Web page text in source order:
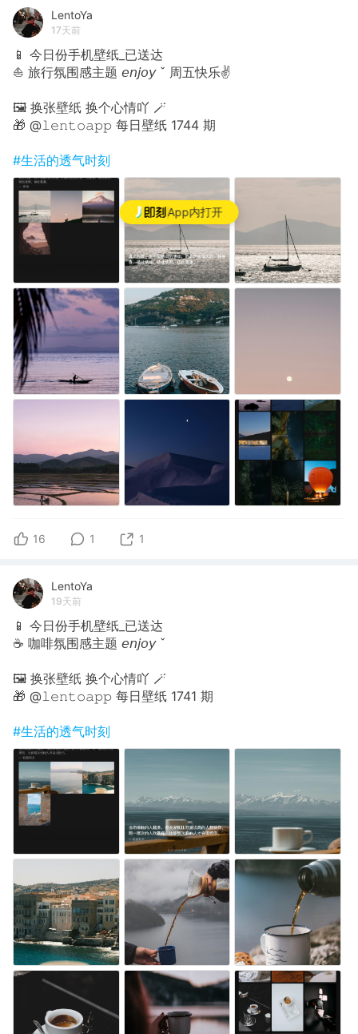
App内打开
LentoYa
17天前
📱 今日份手机壁纸_已送达
⛵️ 旅行氛围感主题 𝘦𝘯𝘫𝘰𝘺 ˇ 周五快乐✌
🖼 换张壁纸 换个心情吖 🪄
🎁 @𝚕𝚎𝚗𝚝𝚘𝚊𝚙𝚙 每日壁纸 1744 期
#生活的透气时刻
16 1 1
LentoYa
19天前
📱 今日份手机壁纸_已送达
☕️ 咖啡氛围感主题 𝘦𝘯𝘫𝘰𝘺 ˇ
🖼 换张壁纸 换个心情吖 🪄
🎁 @𝚕𝚎𝚗𝚝𝚘𝚊𝚙𝚙 每日壁纸 1741 期
#生活的透气时刻